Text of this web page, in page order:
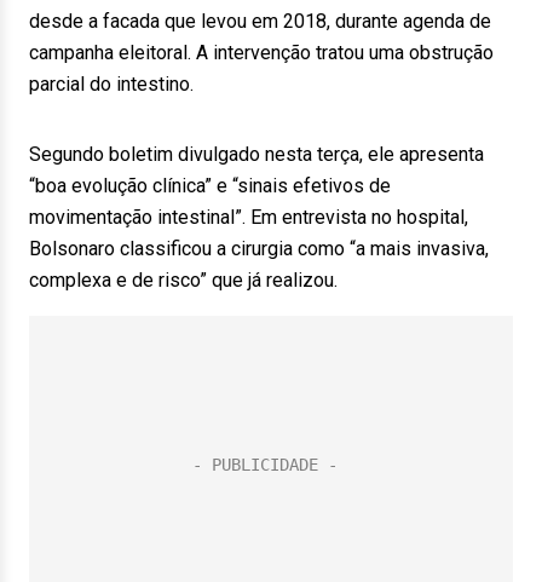
desde a facada que levou em 2018, durante agenda de
campanha eleitoral. A intervenção tratou uma obstrução
parcial do intestino.
Segundo boletim divulgado nesta terça, ele apresenta
“boa evolução clínica” e “sinais efetivos de
movimentação intestinal”. Em entrevista no hospital,
Bolsonaro classificou a cirurgia como “a mais invasiva,
complexa e de risco” que já realizou.